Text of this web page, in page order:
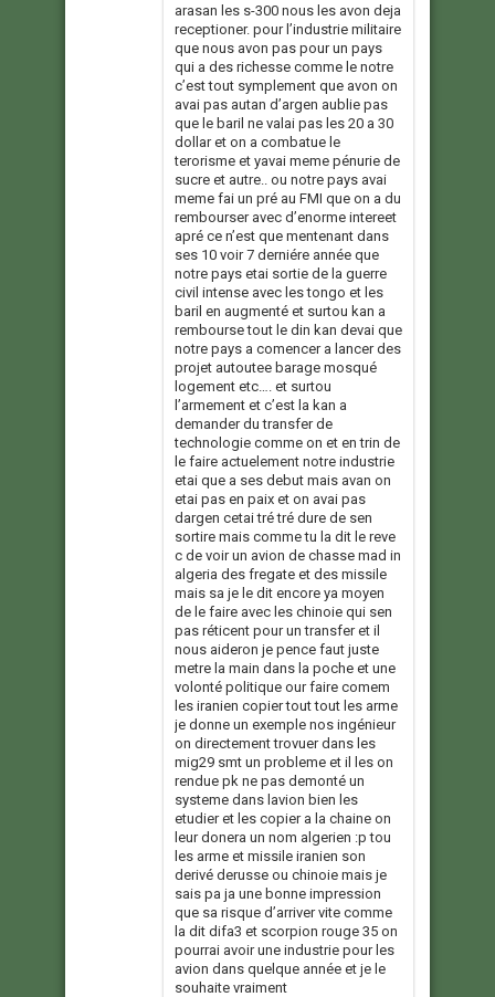
arasan les s-300 nous les avon deja
receptioner. pour l’industrie militaire
que nous avon pas pour un pays
qui a des richesse comme le notre
c’est tout symplement que avon on
avai pas autan d’argen aublie pas
que le baril ne valai pas les 20 a 30
dollar et on a combatue le
terorisme et yavai meme pénurie de
sucre et autre.. ou notre pays avai
meme fai un pré au FMI que on a du
rembourser avec d’enorme intereet
apré ce n’est que mentenant dans
ses 10 voir 7 derniére année que
notre pays etai sortie de la guerre
civil intense avec les tongo et les
baril en augmenté et surtou kan a
rembourse tout le din kan devai que
notre pays a comencer a lancer des
projet autoutee barage mosqué
logement etc…. et surtou
l’armement et c’est la kan a
demander du transfer de
technologie comme on et en trin de
le faire actuelement notre industrie
etai que a ses debut mais avan on
etai pas en paix et on avai pas
dargen cetai tré tré dure de sen
sortire mais comme tu la dit le reve
c de voir un avion de chasse mad in
algeria des fregate et des missile
mais sa je le dit encore ya moyen
de le faire avec les chinoie qui sen
pas réticent pour un transfer et il
nous aideron je pence faut juste
metre la main dans la poche et une
volonté politique our faire comem
les iranien copier tout tout les arme
je donne un exemple nos ingénieur
on directement trovuer dans les
mig29 smt un probleme et il les on
rendue pk ne pas demonté un
systeme dans lavion bien les
etudier et les copier a la chaine on
leur donera un nom algerien :p tou
les arme et missile iranien son
derivé derusse ou chinoie mais je
sais pa ja une bonne impression
que sa risque d’arriver vite comme
la dit difa3 et scorpion rouge 35 on
pourrai avoir une industrie pour les
avion dans quelque année et je le
souhaite vraiment